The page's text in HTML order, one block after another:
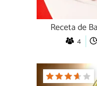
Receta de
4